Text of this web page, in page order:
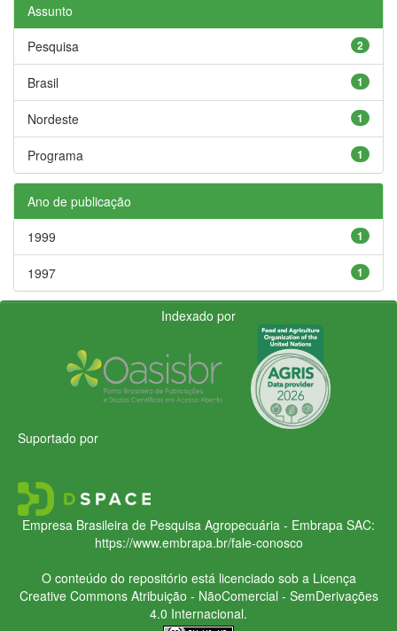
Assunto
2
Pesquisa
1
Brasil
1
Nordeste
1
Programa
Ano de publicação
1
1999
1
1997
Indexado por
Suportado por
Empresa Brasileira de Pesquisa Agropecuária - Embrapa SAC:
https://www.embrapa.br/fale-conosco
O conteúdo do repositório está licenciado sob a Licença
Creative CommonsAtribuição - NãoComercial - SemDerivações
4.0 Internacional.